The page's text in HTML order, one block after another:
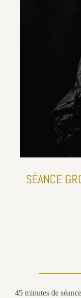
SÉANCE
45 minutes de